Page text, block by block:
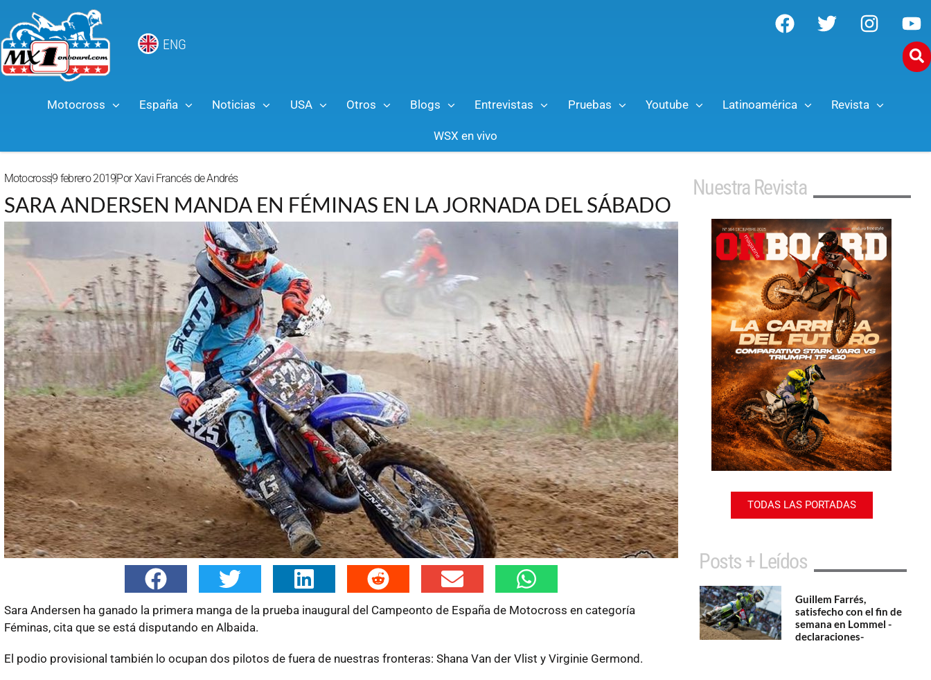
ENG
Motocross España Noticias USA Otros Blogs Entrevistas Pruebas Youtube Latinoamérica Revista
WSX en vivo
Motocross9 febrero 2019PorXavi Francés de Andrés
SARA ANDERSEN MANDA EN FÉMINAS EN LA JORNADA DEL SÁBADO
Sara Andersen ha ganado la primera manga de la prueba inaugural del Campeonto de España de Motocross en categoría
Féminas, cita que se está disputando en Albaida.
El podio provisional también lo ocupan dos pilotos de fuera de nuestras fronteras: Shana Van der Vlist y Virginie Germond.
Nuestra Revista
TODAS LAS PORTADAS
Posts + Leídos
Guillem Farrés,
satisfecho con el fin de
semana en Lommel -
declaraciones-